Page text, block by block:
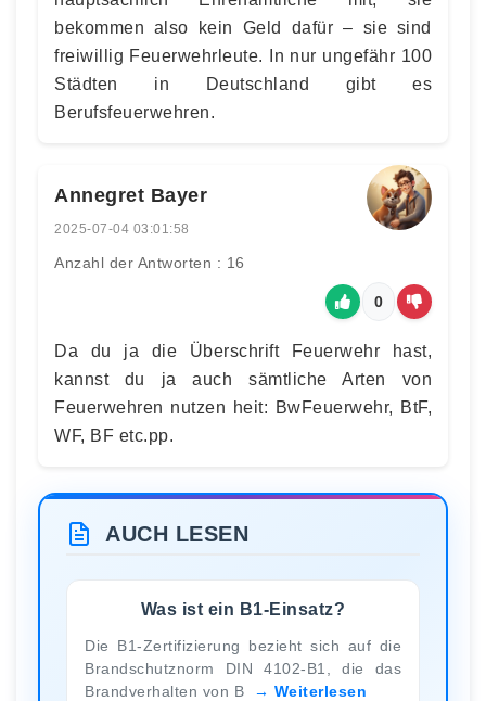
bekommen also kein Geld dafür – sie sind
freiwillig Feuerwehrleute. In nur ungefähr 100
Städten in Deutschland gibt es
Berufsfeuerwehren.
Annegret Bayer
2025-07-04 03:01:58
Anzahl der Antworten : 16
0
Da du ja die Überschrift Feuerwehr hast,
kannst du ja auch sämtliche Arten von
Feuerwehren nutzen heit: BwFeuerwehr, BtF,
WF, BF etc.pp.
AUCH LESEN
Was ist ein B1-Einsatz?
Die B1-Zertifizierung bezieht sich auf die
Brandschutznorm DIN 4102-B1, die das
Brandverhalten von B
Weiterlesen